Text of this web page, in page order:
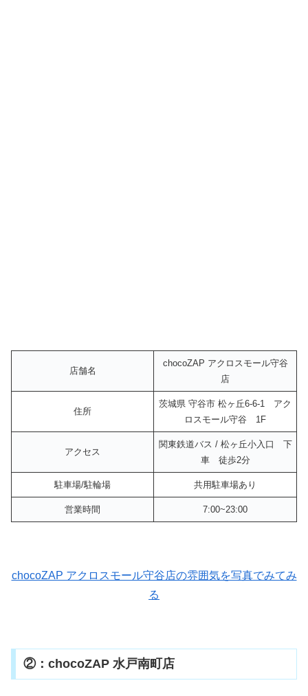
店舗名
chocoZAP アクロスモール守谷
店
住所
茨城県 守谷市 松ヶ丘6-6-1 アク
ロスモール守谷 1F
アクセス
関東鉄道バス / 松ヶ丘小入口 下
車 徒歩2分
駐車場/駐輪場 共用駐車場あり
営業時間 7:00~23:00
chocoZAP アクロスモール守谷店の雰囲気を写真でみてみ
る
②：chocoZAP 水戸南町店